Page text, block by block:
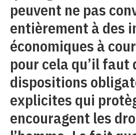
peuvent ne pas
entièrement à des
économiques à
pour cela qu’il faut
dispositions
explicites qui
encouragent les